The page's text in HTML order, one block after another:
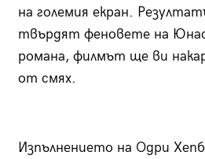
на големия екран.
твърдят феновете на
романа, филмът ще ви
от смях.
Изпълнението на Одри